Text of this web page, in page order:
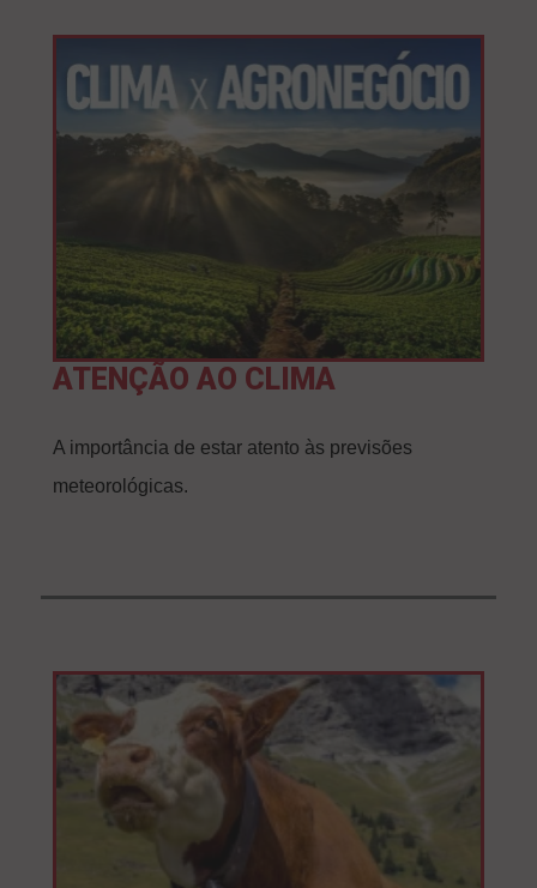
ATENÇÃO AO CLIMA
A importância de estar atento às previsões
meteorológicas.